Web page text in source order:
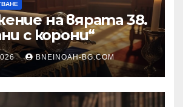
на вярата 38.
с корони“
BNEINOAH-BG.COM